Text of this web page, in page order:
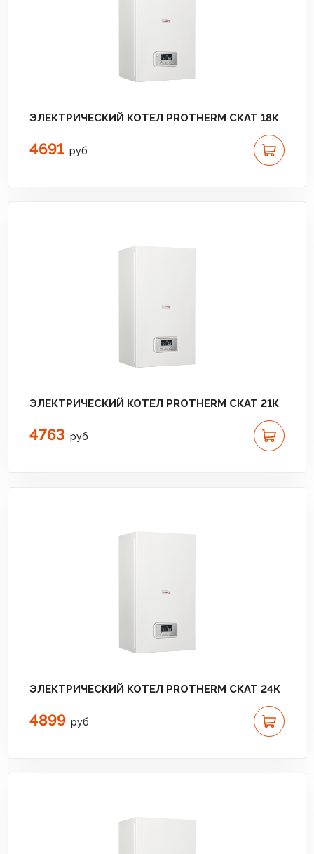
ЭЛЕКТРИЧЕСКИЙ КОТЕЛ PROTHERM СКАТ 18К
4691 руб
ЭЛЕКТРИЧЕСКИЙ КОТЕЛ PROTHERM СКАТ 21К
4763 руб
ЭЛЕКТРИЧЕСКИЙ КОТЕЛ PROTHERM СКАТ 24К
4899 руб